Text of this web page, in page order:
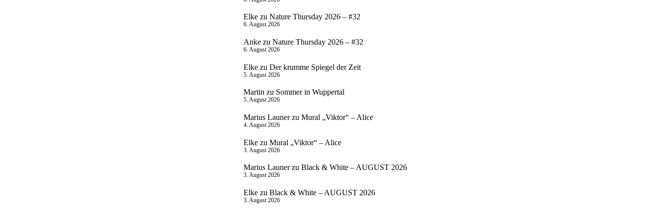
Elke zuNature Thursday 2026 – #32
6. August 2026
Anke zuNature Thursday 2026 – #32
6. August 2026
Elke zuDer krumme Spiegel der Zeit
5. August 2026
Martin zu Sommer in Wuppertal
5. August 2026
Marius LaunerzuMural „Viktor“ – Alice
4. August 2026
Elke zuMural „Viktor“ – Alice
3. August 2026
Marius LaunerzuBlack & White – AUGUST 2026
3. August 2026
Elke zuBlack & White – AUGUST 2026
3. August 2026